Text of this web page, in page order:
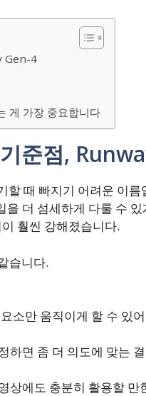
Gen-4
게 가장 중요합니다
준점,
할 때 빠지기 어려운 이름
더 섬세하게 다룰 수
훨씬 강해졌습니다.
습니다.
소만 움직이게 할 수 있
하면 좀 더 의도에 맞는
상에도 충분히 활용할 만